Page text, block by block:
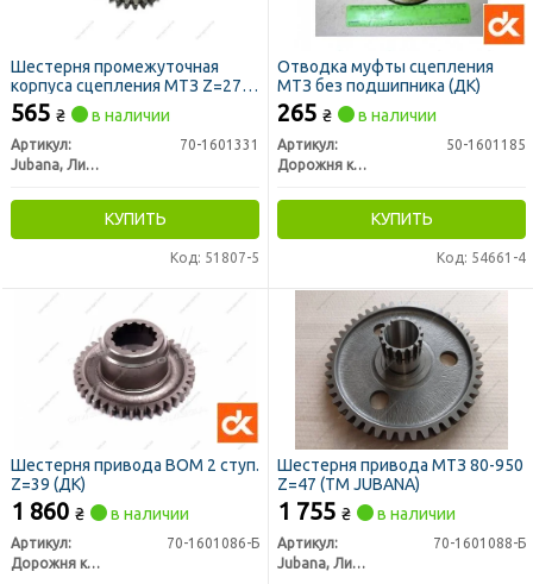
Шестерня промежуточная
корпуса сцепления МТЗ Z=27
(ТМ JUBANA)
565 ₴ в наличии
Артикул:
70-1601331
Jubana, Литва
КУПИТЬ
Код: 51807-5
Отводка муфты сцепления
МТЗ без подшипника (ДК)
265 ₴ в наличии
Артикул:
50-1601185
Дорожня карта
КУПИТЬ
Код: 54661-4
Шестерня привода ВОМ 2 ступ.
Z=39 (ДК)
1 860 ₴ в наличии
Артикул:
70-1601086-Б
Дорожня карта
Шестерня привода МТЗ 80-950
Z=47 (ТМ JUBANA)
1 755 ₴ в наличии
Артикул:
70-1601088-Б
Jubana, Литва